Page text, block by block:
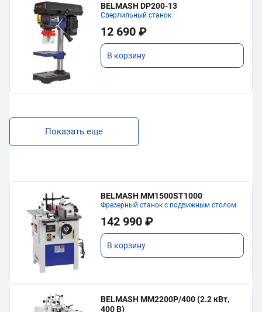
BELMASH DP200-13
Сверлильный станок
12 690 ₽
В корзину
Показать еще
BELMASH MM1500ST1000
Фрезерный станок с подвижным столом
142 990 ₽
В корзину
BELMASH MM2200P/400 (2.2 кВт,
400 В)